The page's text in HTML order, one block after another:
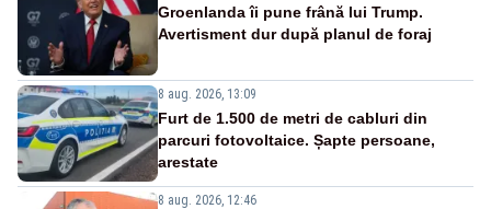
Groenlanda îi pune frână lui Trump.
Avertisment dur după planul de foraj
8 aug. 2026, 13:09
Furt de 1.500 de metri de cabluri din
parcuri fotovoltaice. Șapte persoane,
arestate
8 aug. 2026, 12:46